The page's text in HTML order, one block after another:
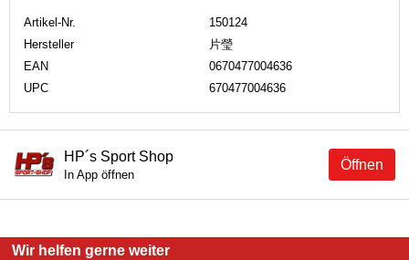
Artikel-Nr.
150124
Hersteller
片瑩
EAN
0670477004636
UPC
670477004636
Öffnen
HP´s Sport Shop
In App öffnen
Wir helfen gerne weiter